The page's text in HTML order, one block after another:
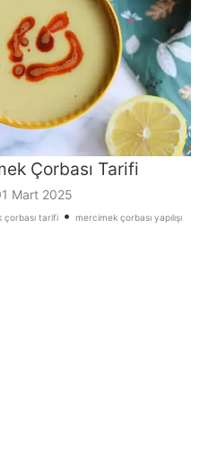
Çorbası Tarifi
Mart 2025
çorbası tarifi• mercimek çorbası yapılışı